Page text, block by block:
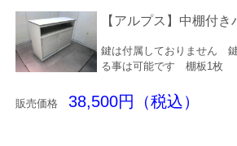
【アルプス】中棚付
鍵は付属しておりません
る事は可能です 棚板1枚
販売価格 38,500円（税込）